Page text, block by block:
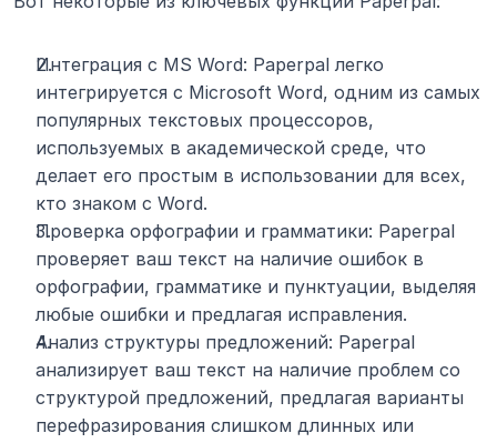
Интеграция с MS Word: Paperpal легко
интегрируется с Microsoft Word, одним из самых
популярных текстовых процессоров,
используемых в академической среде, что
делает его простым в использовании для всех,
кто знаком с Word.
Проверка орфографии и грамматики: Paperpal
проверяет ваш текст на наличие ошибок в
орфографии, грамматике и пунктуации, выделяя
любые ошибки и предлагая исправления.
Анализ структуры предложений: Paperpal
анализирует ваш текст на наличие проблем со
структурой предложений, предлагая варианты
перефразирования слишком длинных или